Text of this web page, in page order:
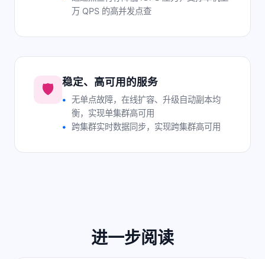
万 QPS 的高并发点查
🛡️ 稳定、高可用的服务
无单点故障，在线扩容、升级自动副本均
衡，实现单集群高可用
跨集群实时数据同步，实现跨集群高可用
进一步阅读